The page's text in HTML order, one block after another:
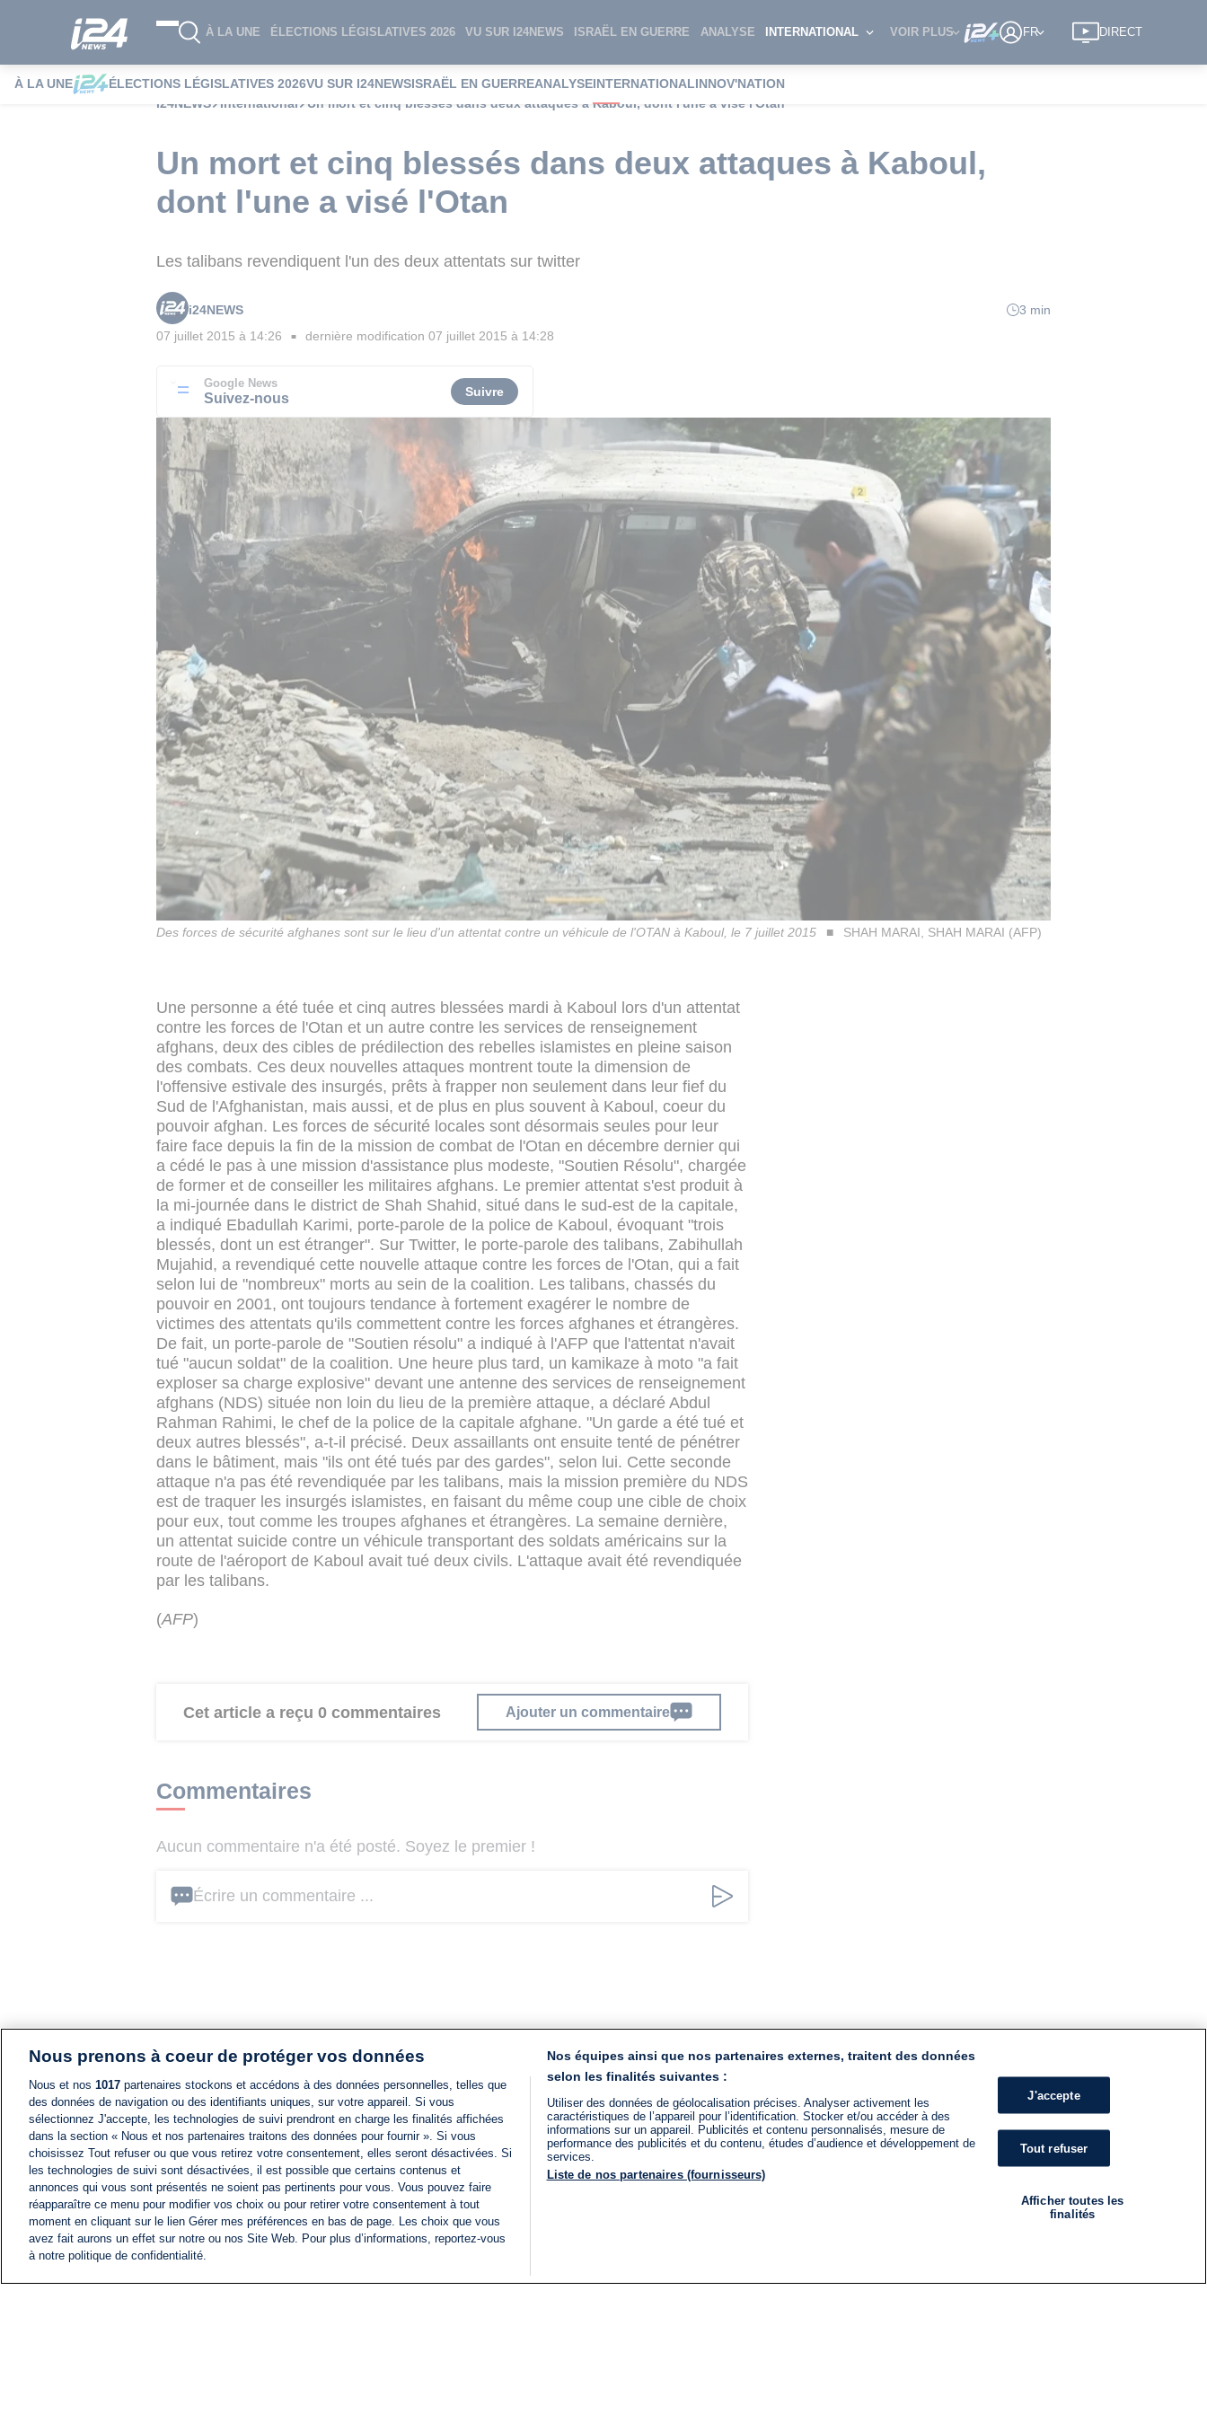
À LA UNE ÉLECTIONS LÉGISLATIVES 2026 VU SUR I24NEWS ISRAËL EN GUERRE ANALYSE INTERNATIONAL VOIR PLUS FR DIRECT
À LA UNE ÉLECTIONS LÉGISLATIVES 2026VU SUR I24NEWSISRAËL EN GUERREANALYSEINTERNATIONALINNOV'NATION
i24NEWS
International Un mort et cinq blessés dans deux attaques à Kaboul, dont l'une a visé l'Otan
Un mort et cinq blessés dans deux attaques à Kaboul,
dont l'une a visé l'Otan
Les talibans revendiquent l'un des deux attentats sur twitter
i24NEWS
3 min
07 juillet 2015 à 14:26 ■ dernière modification 07 juillet 2015 à 14:28
Google News
Suivez-nous Suivre
Des forces de sécurité afghanes sont sur le lieu d'un attentat contre un véhicule de l'OTAN à Kaboul, le 7 juillet 2015 SHAH MARAI, SHAH MARAI (AFP)
Une personne a été tuée et cinq autres blessées mardi à Kaboul lors d'un attentat
contre les forces de l'Otan et un autre contre les services de renseignement
afghans, deux des cibles de prédilection des rebelles islamistes en pleine saison
des combats. Ces deux nouvelles attaques montrent toute la dimension de
l'offensive estivale des insurgés, prêts à frapper non seulement dans leur fief du
Sud de l'Afghanistan, mais aussi, et de plus en plus souvent à Kaboul, coeur du
pouvoir afghan. Les forces de sécurité locales sont désormais seules pour leur
faire face depuis la fin de la mission de combat de l'Otan en décembre dernier qui
a cédé le pas à une mission d'assistance plus modeste, "Soutien Résolu", chargée
de former et de conseiller les militaires afghans. Le premier attentat s'est produit à
la mi-journée dans le district de Shah Shahid, situé dans le sud-est de la capitale,
a indiqué Ebadullah Karimi, porte-parole de la police de Kaboul, évoquant "trois
blessés, dont un est étranger". Sur Twitter, le porte-parole des talibans, Zabihullah
Mujahid, a revendiqué cette nouvelle attaque contre les forces de l'Otan, qui a fait
selon lui de "nombreux" morts au sein de la coalition. Les talibans, chassés du
pouvoir en 2001, ont toujours tendance à fortement exagérer le nombre de
victimes des attentats qu'ils commettent contre les forces afghanes et étrangères.
De fait, un porte-parole de "Soutien résolu" a indiqué à l'AFP que l'attentat n'avait
tué "aucun soldat" de la coalition. Une heure plus tard, un kamikaze à moto "a fait
exploser sa charge explosive" devant une antenne des services de renseignement
afghans (NDS) située non loin du lieu de la première attaque, a déclaré Abdul
Rahman Rahimi, le chef de la police de la capitale afghane. "Un garde a été tué et
deux autres blessés", a-t-il précisé. Deux assaillants ont ensuite tenté de pénétrer
dans le bâtiment, mais "ils ont été tués par des gardes", selon lui. Cette seconde
attaque n'a pas été revendiquée par les talibans, mais la mission première du NDS
est de traquer les insurgés islamistes, en faisant du même coup une cible de choix
pour eux, tout comme les troupes afghanes et étrangères. La semaine dernière,
un attentat suicide contre un véhicule transportant des soldats américains sur la
route de l'aéroport de Kaboul avait tué deux civils. L'attaque avait été revendiquée
par les talibans.
(AFP)
Cet article a reçu 0 commentaires Ajouter un commentaire
Commentaires
Aucun commentaire n'a été posté. Soyez le premier !
Écrire un commentaire ...
Nous prenons à coeur de protéger vos données
Nous et nos 1017 partenaires stockons et accédons à des données personnelles, telles que
des données de navigation ou des identifiants uniques, sur votre appareil. Si vous
sélectionnez J'accepte, les technologies de suivi prendront en charge les finalités affichées
dans la section « Nous et nos partenaires traitons des données pour fournir ». Si vous
choisissez Tout refuser ou que vous retirez votre consentement, elles seront désactivées. Si
les technologies de suivi sont désactivées, il est possible que certains contenus et
annonces qui vous sont présentés ne soient pas pertinents pour vous. Vous pouvez faire
réapparaître ce menu pour modifier vos choix ou pour retirer votre consentement à tout
moment en cliquant sur le lien Gérer mes préférences en bas de page. Les choix que vous
avez fait aurons un effet sur notre ou nos Site Web. Pour plus d’informations, reportez-vous
à notre politique de confidentialité.
Nos équipes ainsi que nos partenaires externes, traitent des données
selon les finalités suivantes :
Utiliser des données de géolocalisation précises. Analyser activement les
caractéristiques de l’appareil pour l’identification. Stocker et/ou accéder à des
informations sur un appareil. Publicités et contenu personnalisés, mesure de
performance des publicités et du contenu, études d’audience et développement de
services.
Liste de nos partenaires (fournisseurs)
J'accepte
Tout refuser
Afficher toutes les
finalités